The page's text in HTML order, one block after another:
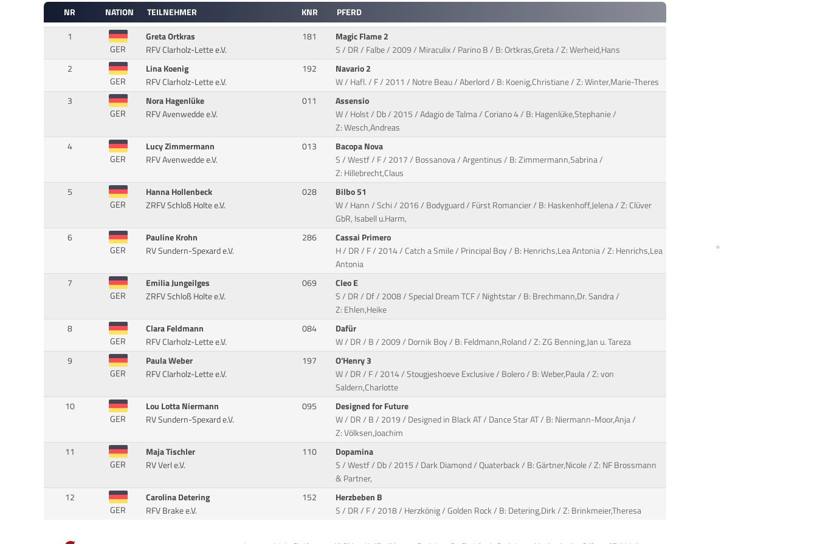
NR NATION TEILNEHMER KNR
PFERD
1
GER
Greta Ortkras
RFV Clarholz-Lette e.V.
181
Magic Flame 2
S / DR / Falbe / 2009 / Miraculix / Parino B / B: Ortkras,Greta / Z: Werheid,Hans
2
GER
Lina Koenig
RFV Clarholz-Lette e.V.
192
Navario 2
W / Hafl. / F / 2011 / Notre Beau / Aberlord / B: Koenig,Christiane / Z: Winter,Marie-Theres
3
GER
Nora Hagenlüke
RFV Avenwedde e.V.
011
Assensio
W / Holst / Db / 2015 / Adagio de Talma / Coriano 4 / B: Hagenlüke,Stephanie /
Z: Wesch,Andreas
4
GER
Lucy Zimmermann
RFV Avenwedde e.V.
013
Bacopa Nova
S / Westf / F / 2017 / Bossanova / Argentinus / B: Zimmermann,Sabrina /
Z: Hillebrecht,Claus
5
GER
Hanna Hollenbeck
ZRFV Schloß Holte e.V.
028
Bilbo 51
W / Hann / Schi / 2016 / Bodyguard / Fürst Romancier / B: Haskenhoff,Jelena / Z: Clüver
GbR, Isabell u.Harm,
6
GER
Pauline Krohn
RV Sundern-Spexard e.V.
286
Cassai Primero
H / DR / F / 2014 / Catch a Smile / Principal Boy / B: Henrichs,Lea Antonia / Z: Henrichs,Lea
Antonia
7
GER
Emilia Jungeilges
ZRFV Schloß Holte e.V.
069
Cleo E
S / DR / Df / 2008 / Special Dream TCF / Nightstar / B: Brechmann,Dr. Sandra /
Z: Ehlen,Heike
8
GER
Clara Feldmann
RFV Clarholz-Lette e.V.
084
Dafür
W / DR / B / 2009 / Dornik Boy / B: Feldmann,Roland / Z: ZG Benning,Jan u. Tareza
9
GER
Paula Weber
RFV Clarholz-Lette e.V.
197
O'Henry 3
W / DR / F / 2014 / Stougjeshoeve Exclusive / Bolero / B: Weber,Paula / Z: von
Saldern,Charlotte
10
GER
Lou Lotta Niermann
RV Sundern-Spexard e.V.
095
Designed for Future
W / DR / B / 2019 / Designed in Black AT / Dance Star AT / B: Niermann-Moor,Anja /
Z: Völksen,Joachim
11
GER
Maja Tischler
RV Verl e.V.
110
Dopamina
S / Westf / Db / 2015 / Dark Diamond / Quaterback / B: Gärtner,Nicole / Z: NF Brossmann
& Partner,
12
GER
Carolina Detering
RFV Brake e.V.
152
Herzbeben B
S / DR / F / 2018 / Herzkönig / Golden Rock / B: Detering,Dirk / Z: Brinkmeier,Theresa